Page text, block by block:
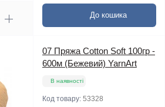
До кошика
07 Пряжа Cotton Soft 100гр -
600м (Бежевий) YarnArt
В наявності
Код товару: 53328